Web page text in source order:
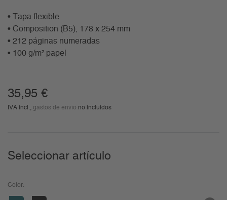
• Tapa flexible
• Composition (B5), 178 x 254 mm
• 212 páginas numeradas
• 100 g/m² papel
35,95 €
IVA incl., gastos de envío no incluidos
Seleccionar artículo
Color: